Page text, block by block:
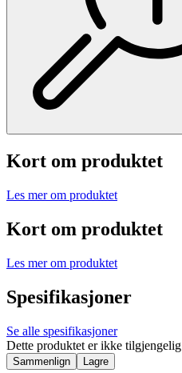
Kort om produktet
Les mer om produktet
Kort om produktet
Les mer om produktet
Spesifikasjoner
Se alle spesifikasjoner
Dette produktet er ikke tilgjengelig
Sammenlign Lagre